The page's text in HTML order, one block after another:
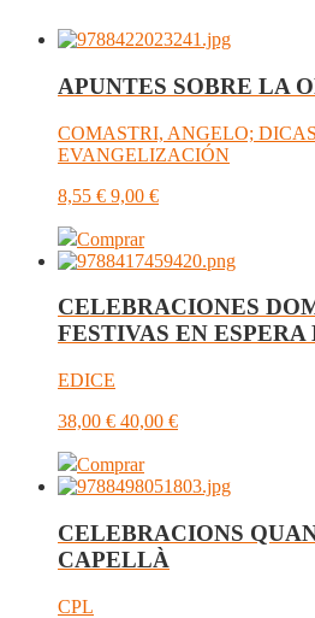
APUNTES SOBRE LA
COMASTRI, ANGELO;
EVANGELIZACIÓN
8,55 € 9,00 €
Comprar
CELEBRACIONES
FESTIVAS EN
EDICE
38,00 € 40,00 €
Comprar
CELEBRACIONS
CAPELLÀ
CPL